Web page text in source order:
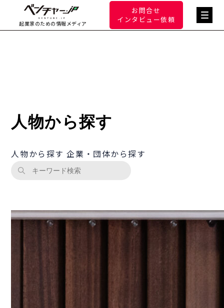
起業家のための情報メディア
お問合せ
インタビュー依頼
人物から探す
人物から探す 企業・団体から探す